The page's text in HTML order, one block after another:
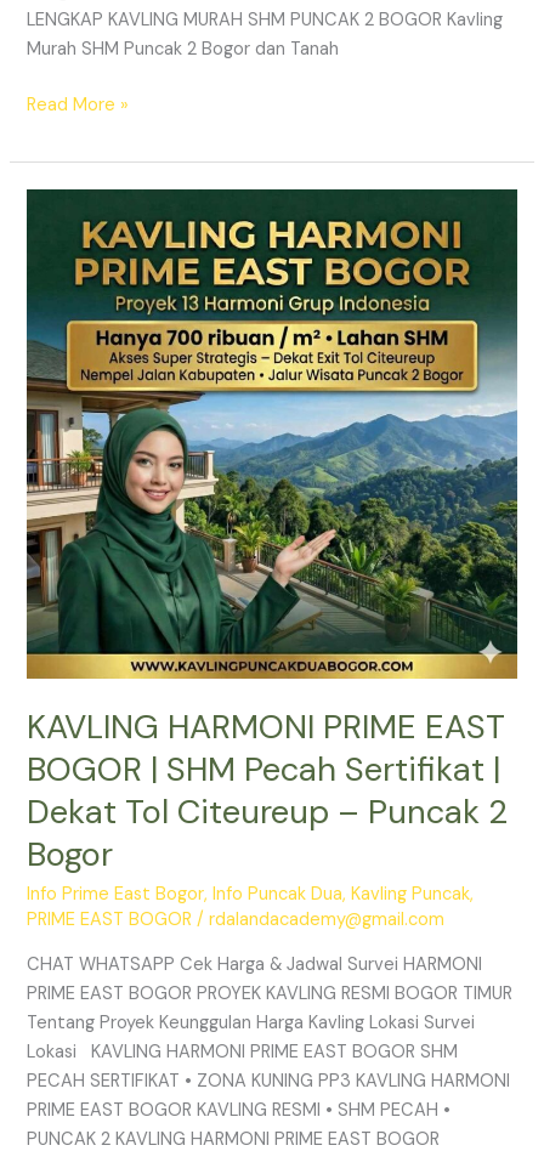
LENGKAP KAVLING MURAH SHM PUNCAK 2 BOGOR Kavling
Murah SHM Puncak 2 Bogor dan Tanah
Read More »
KAVLING HARMONI PRIME EAST
BOGOR | SHM Pecah Sertifikat |
Dekat Tol Citeureup – Puncak 2
Bogor
Info Prime East Bogor,Info Puncak Dua,Kavling Puncak,
PRIME EAST BOGOR /rdalandacademy@gmail.com
CHAT WHATSAPP Cek Harga & Jadwal Survei HARMONI
PRIME EAST BOGOR PROYEK KAVLING RESMI BOGOR TIMUR
Tentang Proyek Keunggulan Harga Kavling Lokasi Survei
Lokasi KAVLING HARMONI PRIME EAST BOGOR SHM
PECAH SERTIFIKAT • ZONA KUNING PP3 KAVLING HARMONI
PRIME EAST BOGOR KAVLING RESMI • SHM PECAH •
PUNCAK 2 KAVLING HARMONI PRIME EAST BOGOR
HARMONI
BOGOR
|
SHM
Pecah
Sertifikat
|
Dekat
Tol
Citeureup
–
Puncak
2